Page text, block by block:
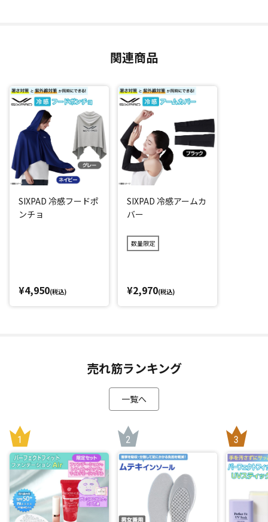
水分が蒸発する時に周囲の熱を奪う「気化熱」の仕組みを利
用した、SIXPADこだわりの素材を使用。
だから水で「ぬらして」、「絞って」、「振るだけ」でひん
やり。
しかも冷たさが弱まったと感じても、振れば何度でもひんや
り感が復活(*2)。もちろん電源や電池不要です。
吸水性・速乾性・通気性にも優れているので、冷感効果があ
るとともに肌にベタ付きづらく、さらさらとした質感を保ち
さらに、耐久性が高く洗濯しても冷感機能が持続するのもう
暑さ対策をしたいスポーツシーンや、運動前後のリフレッシ
「SIXPAD 冷感タオル」のもう一つの魅力は紫外線対策もバッ
なんと最大98.5％(*1)のUVカット率！
でOK。
スポーツ観戦やフェス、屋外作業、アウトドアなどの夏の強
い日差しからしっかりガードします。
日傘を忘れた時などにも大活躍します。
*1：UVカット率はカラーにより異なります（ネイビー98.
5％、グレー95.2％）
関連商品
SIXPAD 冷感フードポ
ンチョ
¥4,950(税込)
SIXPAD 冷感アームカ
バー
数量限定
¥2,970(税込)
売れ筋ランキング
一覧へ